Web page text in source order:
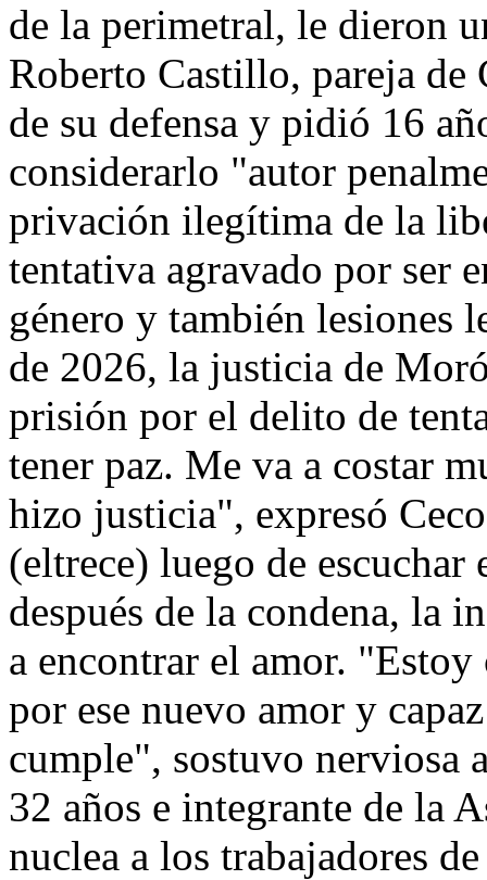
de la perimetral, le dieron
Roberto Castillo, pareja de
de su defensa y pidió 16
considerarlo "autor
privación ilegítima de la
tentativa agravado por ser
género y también lesiones
de 2026, la justicia de
prisión por el delito de
tener paz. Me va a costar
hizo justicia", expresó
(eltrece) luego de
después de la condena, la
a encontrar el amor.
por ese nuevo amor y
cumple", sostuvo nerviosa
32 años e integrante de la
nuclea a los trabajadores